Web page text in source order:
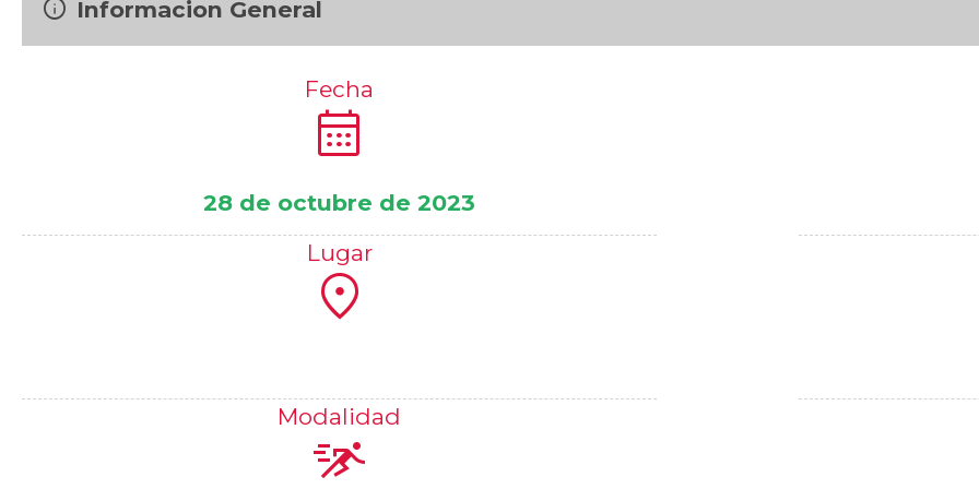
info Informacion General
Fecha
calendar_month
28 de octubre de 2023
Lugar
location_on
Modalidad
sprint